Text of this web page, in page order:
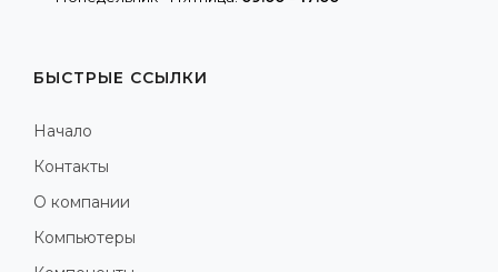
БЫСТРЫЕ ССЫЛКИ
Начало
Контакты
О компании
Компьютеры